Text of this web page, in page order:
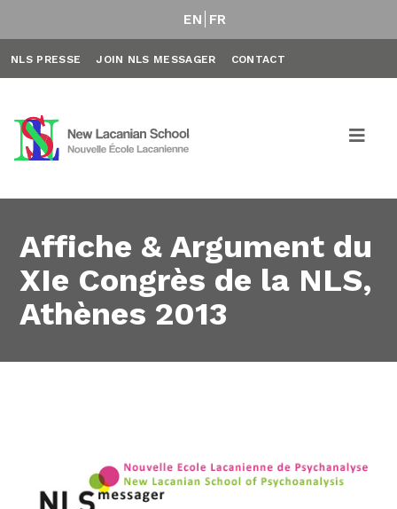
EN FR
NLS PRESSE JOIN NLS MESSAGER CONTACT
Affiche & Argument du
XIe Congrès de la NLS,
Athènes 2013